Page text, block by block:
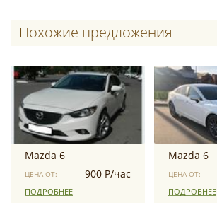
Похожие предложения
Mazda 6
ЦЕНА ОТ: 900 Р/час
ПОДРОБНЕЕ
Mazda 6
ЦЕНА ОТ:
ПОДРОБНЕЕ